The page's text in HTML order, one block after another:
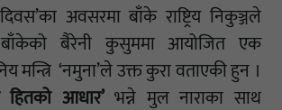
अवसरमा बाँके राष्ट्रिय निकुञ्जले
बैरेनी कुसुममा आयोजित एक
मन्त्रि ‘नमुना’ले उक्त कुरा वताएकी हुन ।
हितको आधार’भन्ने मुल नाराका साथ